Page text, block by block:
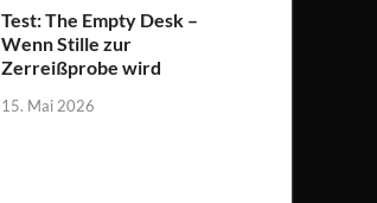
Test: The Empty Desk –
Wenn Stille zur
Zerreißprobe wird
15. Mai 2026